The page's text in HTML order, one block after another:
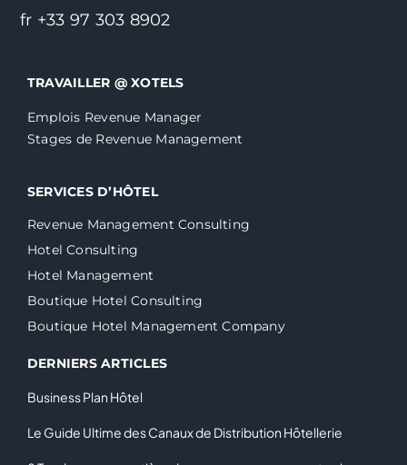
fr +33 97 303 8902
TRAVAILLER @ XOTELS
Emplois Revenue Manager
Stages de Revenue Management
SERVICES D’HÔTEL
Revenue Management Consulting
Hotel Consulting
Hotel Management
Boutique Hotel Consulting
Boutique Hotel Management Company
DERNIERS ARTICLES
Business Plan Hôtel
Le Guide Ultime des Canaux de Distribution Hôtellerie